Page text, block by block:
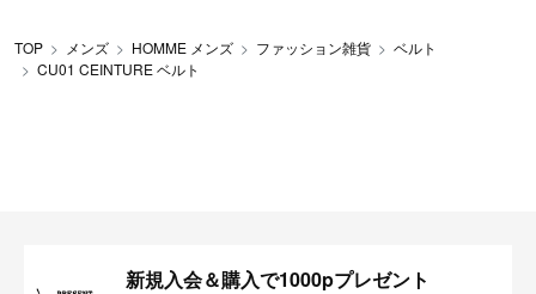
TOP メンズ HOMME メンズ ファッション雑貨
ベルト
CU01 CEINTURE ベルト
新規入会＆購入で1000pプレゼント